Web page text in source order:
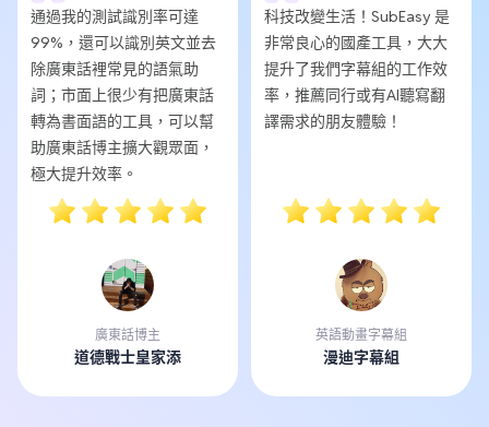
通過我的測試識別率可達
99%，還可以識別英文並去
除廣東話裡常見的語氣助
詞；市面上很少有把廣東話
轉為書面語的工具，可以幫
助廣東話博主擴大觀眾面，
極大提升效率。
廣東話博主
道德戰士皇家添
科技改變生活！SubEasy 是
非常良心的國產工具，大大
提升了我們字幕組的工作效
率，推薦同行或有AI聽寫翻
譯需求的朋友體驗！
英語動畫字幕組
漫迪字幕組